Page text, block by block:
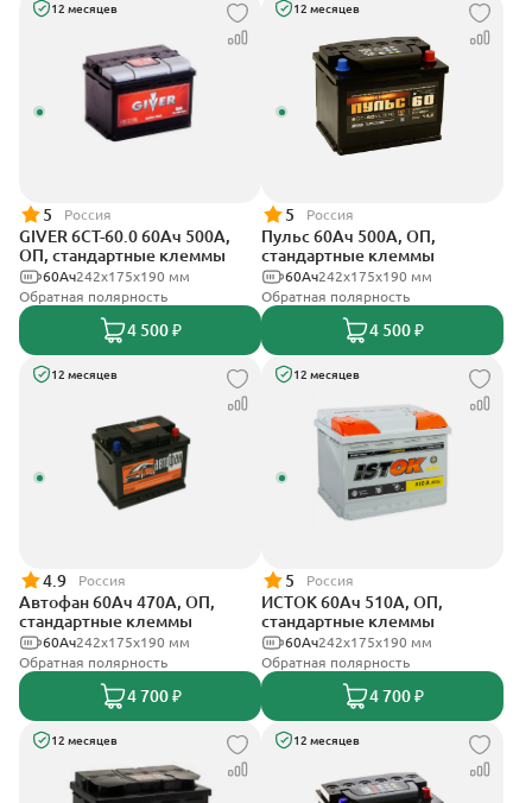
12 месяцев
5 Россия
GIVER 6СТ-60.0 60Ач 500А,
ОП, стандартные клеммы
242х175х190 мм
60Ач
Обратная полярность
4 500 ₽
12 месяцев
5 Россия
Пульс 60Ач 500А, ОП,
стандартные клеммы
242x175x190 мм
60Ач
Обратная полярность
4 500 ₽
12 месяцев
4.9 Россия
Автофан 60Ач 470А, ОП,
стандартные клеммы
242х175х190 мм
60Ач
Обратная полярность
4 700 ₽
12 месяцев
5 Россия
ИСТОК 60Ач 510А, ОП,
стандартные клеммы
242x175x190 мм
60Ач
Обратная полярность
4 700 ₽
12 месяцев 12 месяцев